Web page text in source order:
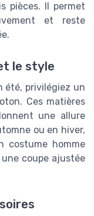
pièces. Il permet
et reste
le style
été, privilégiez un
Ces matières
une allure
ou en hiver,
costume homme
coupe ajustée